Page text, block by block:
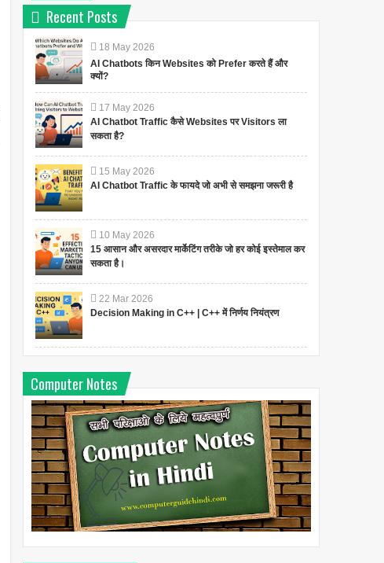
Recent Posts
18 May 2026
AI Chatbots किन Websites को Prefer करते हैं और
क्यों?
17 May 2026
AI Chatbot Traffic कैसे Websites पर Visitors ला
सकता है?
15 May 2026
AI Chatbot Traffic के फायदे जो अभी से समझना जरूरी है
10 May 2026
15 आसान और असरदार मार्केटिंग तरीके जो हर कोई इस्तेमाल कर
सकता है।
22 Mar 2026
Decision Making in C++ | C++ में निर्णय नियंत्रण
Computer Notes